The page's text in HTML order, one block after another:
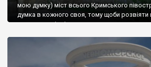
мою думку) міст всього Кримського
думка в кожного своя, тому щоби розвіяти
запрошую відвідати це